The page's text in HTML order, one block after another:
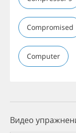
Compromised
Computer
Видео